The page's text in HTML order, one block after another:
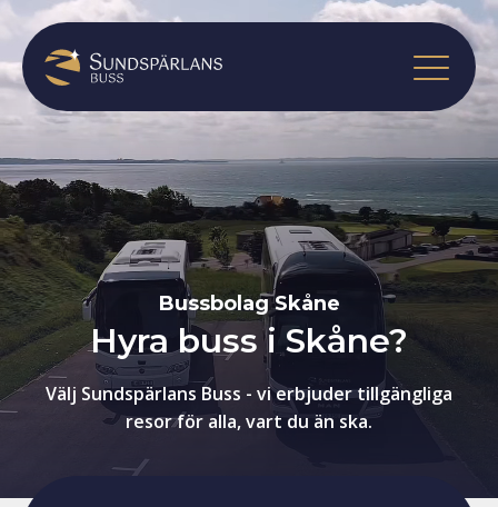
Bussbolag Skåne
Hyra buss i Skåne?
Välj Sundspärlans Buss - vi erbjuder tillgängliga
resor för alla, vart du än ska.